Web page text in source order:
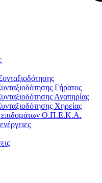
Γήρατος
Αναπηρίας
Χηρείας
επιδομάτων Ο.Π.Ε.Κ.Α.